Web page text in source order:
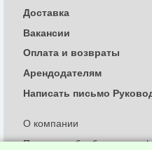
О компании
Политика обработки и
Доставка
Вакансии
Оплата и возвраты
Арендодателям
Написать письмо